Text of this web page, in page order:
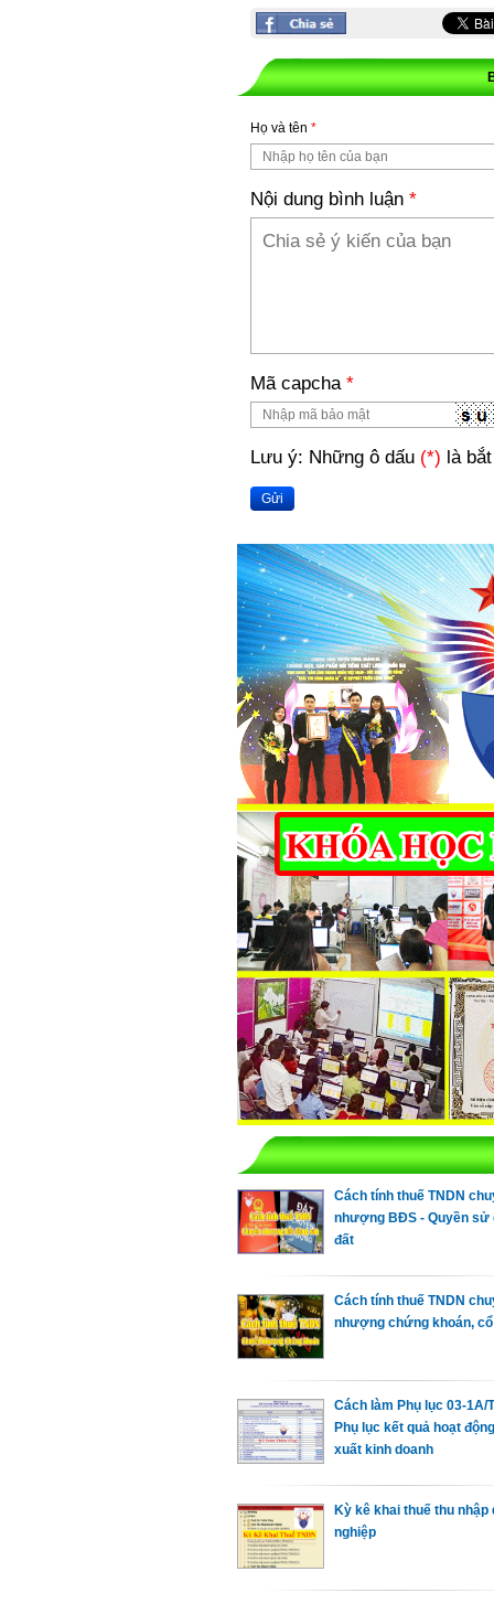
Họ và tên *
Nội dung bình luận *
Mã capcha *
Lưu ý: Những ô dấu (*) là
Gửi
Cách tính thuế TNDN
nhượng BĐS - Quyền sử
đất
Cách tính thuế TNDN
nhượng chứng khoán,
Cách làm Phụ lục 03-1A/
Phụ lục kết quả hoạt
xuất kinh doanh
Kỳ kê khai thuế thu nhập
nghiệp